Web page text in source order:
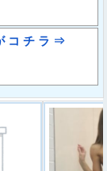
コ チ ラ ⇒